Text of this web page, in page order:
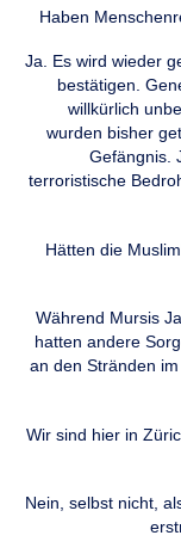
Haben
Ja. Es wird wieder
bestätigen.
willkürlich
wurden bisher
Gefängnis.
terroristische
Hätten die
Während Mursis
hatten andere
an den Stränden
Wir sind hier in
Nein, selbst nicht,